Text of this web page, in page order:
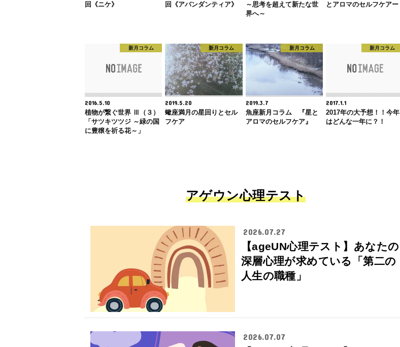
回《ニケ》
回《アバンダンティア》
～思考を超えて新たな世
界へ～
とアロマのセルフケアー
新月コラム
2016.5.10
植物が繋ぐ世界 Ⅲ（３）
「サツキツツジ ～緑の国
に豊穣を祈る花～」
新月コラム
2019.5.20
蠍座満月の星回りとセル
フケア
新月コラム
2019.3.7
魚座新月コラム 『星と
アロマのセルフケア』
新月コラム
2017.1.1
2017年の大予想！！今年
はどんな一年に？！
アゲウン心理テスト
2026.07.27
【ageUN心理テスト】あなたの
深層心理が求めている「第二の
人生の職種」
2026.07.07